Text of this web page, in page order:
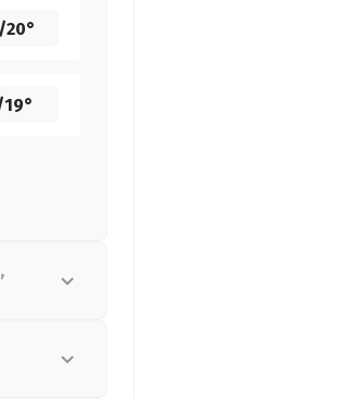
/20°
19°